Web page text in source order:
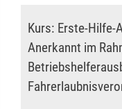
Kurs: Erste-Hilfe-
Anerkannt im